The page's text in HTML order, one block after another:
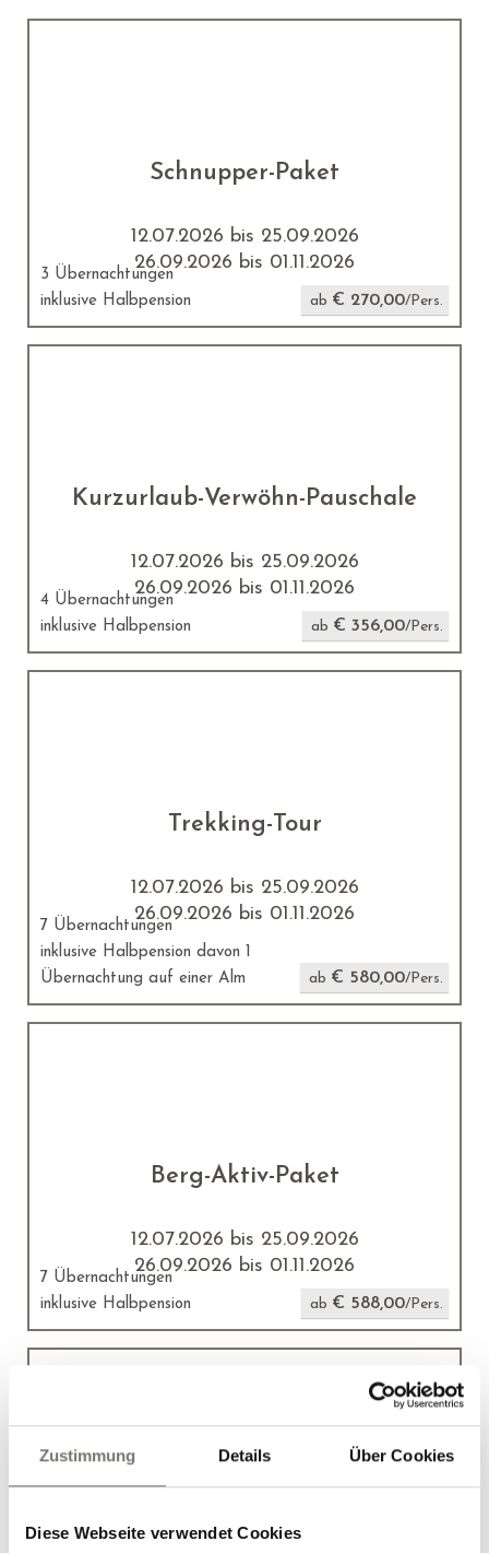
Zustimmung Details Über Cookies
Diese Webseite verwendet Cookies
Schnupper-Paket
12.07.2026 bis 25.09.2026
26.09.2026 bis 01.11.2026
3 Übernachtungen
inklusive Halbpension
ab € 270,00/Pers.
Kurzurlaub-Verwöhn-Pauschale
12.07.2026 bis 25.09.2026
26.09.2026 bis 01.11.2026
4 Übernachtungen
inklusive Halbpension
ab € 356,00/Pers.
Trekking-Tour
12.07.2026 bis 25.09.2026
26.09.2026 bis 01.11.2026
7 Übernachtungen
inklusive Halbpension davon 1
Übernachtung auf einer Alm
ab € 580,00/Pers.
Berg-Aktiv-Paket
12.07.2026 bis 25.09.2026
26.09.2026 bis 01.11.2026
7 Übernachtungen
inklusive Halbpension
ab € 588,00/Pers.